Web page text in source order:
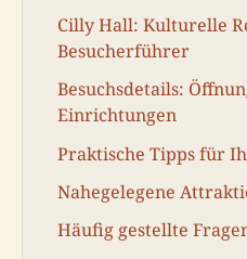
Cilly Hall: Kulturelle
Besucherführer
Besuchsdetails:
Einrichtungen
Praktische Tipps für
Nahegelegene
Häufig gestellte